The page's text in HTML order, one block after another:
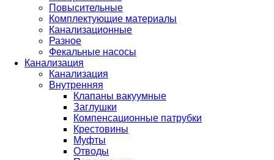
Повысительные
Комплектующие материалы
Канализационные
Разное
Фекальные насосы
Канализация
Канализация
Внутренняя
Клапаны вакуумные
Заглушки
Компенсационные патрубки
Крестовины
Муфты
Отводы